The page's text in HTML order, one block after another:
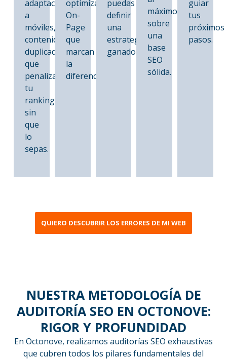
adaptación
a
móviles,
contenido
duplicado)
que
penalizan
tu
ranking
sin
que
lo
sepas.
optimizaciones
On-
Page
que
marcan
la
diferencia.
puedas
definir
una
estrategia
ganadora.
máximo
sobre
una
base
SEO
sólida.
guiar
tus
próximos
pasos.
QUIERO DESCUBRIR LOS ERRORES DE MI WEB
NUESTRA METODOLOGÍA DE
AUDITORÍA SEO EN OCTONOVE:
RIGOR Y PROFUNDIDAD
En Octonove, realizamos auditorías SEO exhaustivas
que cubren todos los pilares fundamentales del